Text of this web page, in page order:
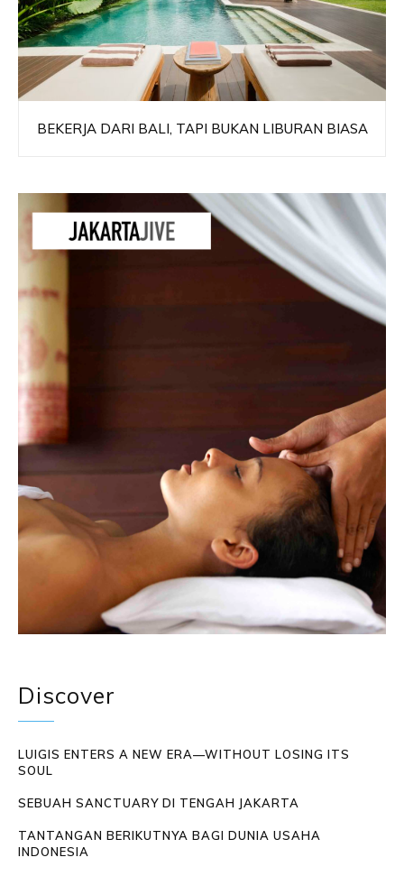
BEKERJA DARI BALI, TAPI BUKAN LIBURAN BIASA
Discover
LUIGIS ENTERS A NEW ERA—WITHOUT LOSING ITS
SOUL
SEBUAH SANCTUARY DI TENGAH JAKARTA
TANTANGAN BERIKUTNYA BAGI DUNIA USAHA
INDONESIA